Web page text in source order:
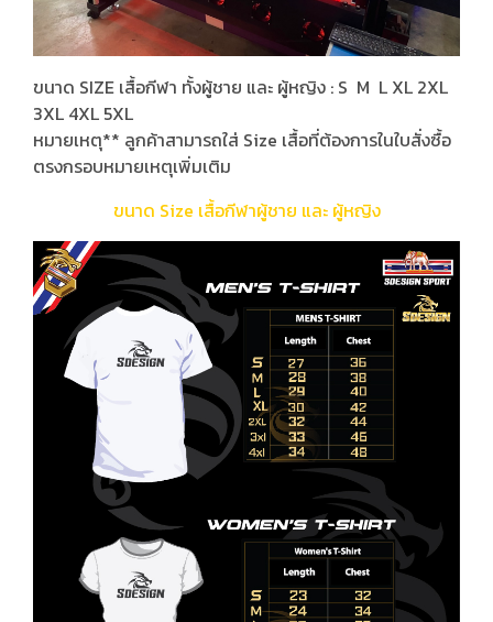
ขนาด SIZE เสื้อกีฬา ทั้งผู้ชาย และ ผู้หญิง : S M L XL 2XL
3XL 4XL 5XL
หมายเหตุ** ลูกค้าสามารถใส่ Size เสื้อที่ต้องการในใบสั่งซื้อ
ตรงกรอบหมายเหตุเพิ่มเติม
ขนาด Size เสื้อกีฬาผู้ชาย และ ผู้หญิง